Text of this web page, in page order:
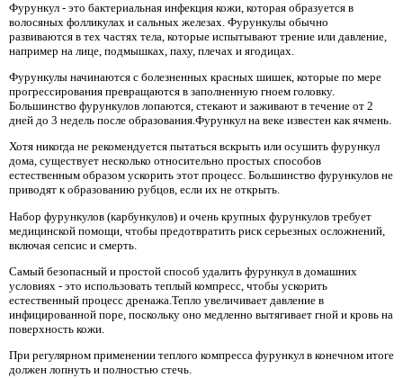
Фурункул - это бактериальная инфекция кожи, которая образуется в
волосяных фолликулах и сальных железах. Фурункулы обычно
развиваются в тех частях тела, которые испытывают трение или давление,
например на лице, подмышках, паху, плечах и ягодицах.
Фурункулы начинаются с болезненных красных шишек, которые по мере
прогрессирования превращаются в заполненную гноем головку.
Большинство фурункулов лопаются, стекают и заживают в течение от 2
дней до 3 недель после образования.Фурункул на веке известен как ячмень.
Хотя никогда не рекомендуется пытаться вскрыть или осушить фурункул
дома, существует несколько относительно простых способов
естественным образом ускорить этот процесс. Большинство фурункулов не
приводят к образованию рубцов, если их не открыть.
Набор фурункулов (карбункулов) и очень крупных фурункулов требует
медицинской помощи, чтобы предотвратить риск серьезных осложнений,
включая сепсис и смерть.
Самый безопасный и простой способ удалить фурункул в домашних
условиях - это использовать теплый компресс, чтобы ускорить
естественный процесс дренажа.Тепло увеличивает давление в
инфицированной поре, поскольку оно медленно вытягивает гной и кровь на
поверхность кожи.
При регулярном применении теплого компресса фурункул в конечном итоге
должен лопнуть и полностью стечь.